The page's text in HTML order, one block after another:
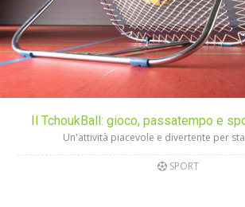
Il TchoukBall: gioco, passatempo e
Un'attività piacevole e divertente per
SPORT